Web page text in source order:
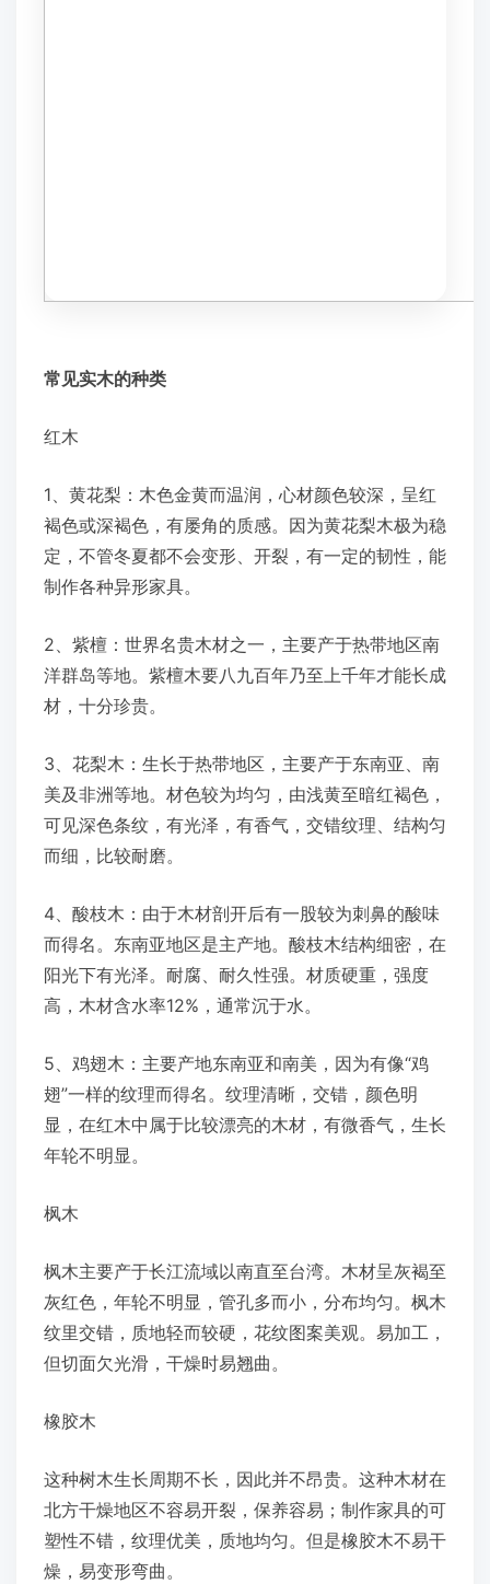
常见实木的种类
红木
1、黄花梨：木色金黄而温润，心材颜色较深，呈红
褐色或深褐色，有屡角的质感。因为黄花梨木极为稳
定，不管冬夏都不会变形、开裂，有一定的韧性，能
制作各种异形家具。
2、紫檀：世界名贵木材之一，主要产于热带地区南
洋群岛等地。紫檀木要八九百年乃至上千年才能长成
材，十分珍贵。
3、花梨木：生长于热带地区，主要产于东南亚、南
美及非洲等地。材色较为均匀，由浅黄至暗红褐色，
可见深色条纹，有光泽，有香气，交错纹理、结构匀
而细，比较耐磨。
4、酸枝木：由于木材剖开后有一股较为刺鼻的酸味
而得名。东南亚地区是主产地。酸枝木结构细密，在
阳光下有光泽。耐腐、耐久性强。材质硬重，强度
高，木材含水率12%，通常沉于水。
5、鸡翅木：主要产地东南亚和南美，因为有像“鸡
翅”一样的纹理而得名。纹理清晰，交错，颜色明
显，在红木中属于比较漂亮的木材，有微香气，生长
年轮不明显。
枫木
枫木主要产于长江流域以南直至台湾。木材呈灰褐至
灰红色，年轮不明显，管孔多而小，分布均匀。枫木
纹里交错，质地轻而较硬，花纹图案美观。易加工，
但切面欠光滑，干燥时易翘曲。
橡胶木
这种树木生长周期不长，因此并不昂贵。这种木材在
北方干燥地区不容易开裂，保养容易；制作家具的可
塑性不错，纹理优美，质地均匀。但是橡胶木不易干
燥，易变形弯曲。